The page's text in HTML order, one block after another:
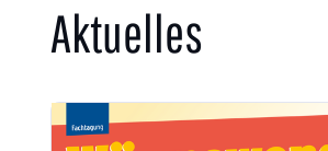
Aktuelles